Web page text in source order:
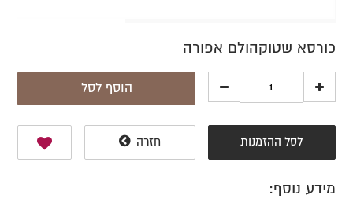
כורסא שטוקהולם אפורה
הוסף לסל
לסל ההזמנות חזרה
מידע נוסף: